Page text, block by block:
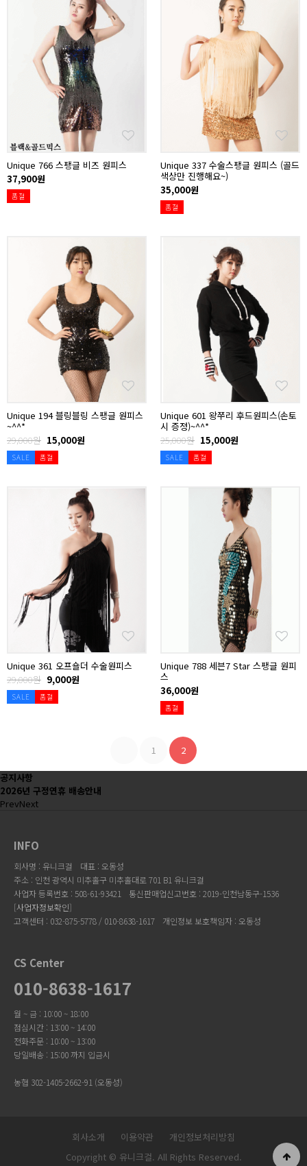
Unique 766 스팽글 비즈 원피스
37,900원
품절
Unique 337 수술스팽글 원피스 (골드
색상만 진행해요~)
35,000원
품절
Unique 194 블링블링 스팽글 원피스
~^^*
29,000원 15,000원
SALE 품절
Unique 601 왕쭈리 후드원피스(손토
시 증정)~^^*
25,000원 15,000원
SALE 품절
Unique 361 오프숄더 수술원피스
29,000원 9,000원
SALE 품절
Unique 788 세븐7 Star 스팽글 원피
스
36,000원
품절
1 2
공지사항
2026년 구정연휴 배송안내
PrevNext
INFO
회사명 : 유니크걸
대표 : 오동성
주소 : 인천 광역시 미추홀구 미추홀대로 701 B1 유니크걸
사업자 등록번호 : 508-61-93421
통신판매업신고번호 : 2019-인천남동구-1536
[사업자정보확인]
고객센터 : 032-875-5778 / 010-8638-1617
개인정보 보호책임자 : 오동성
CS Center
010-8638-1617
월 ~ 금 : 10:00 ~ 18:00
점심시간 : 13:00 ~ 14:00
전화주문 : 10:00 ~ 13:00
당일배송 : 15:00 까지 입금시
농협 302-1405-2662-91 (오동성)
회사소개 이용약관
개인정보처리방침
Copyright © 유니크걸. All Rights Reserved.